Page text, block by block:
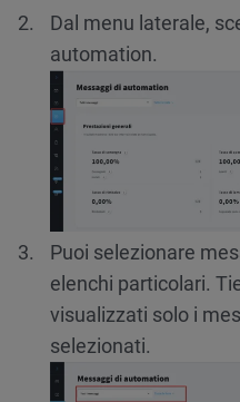
Dal menu laterale,
automation.
Puoi selezionare
elenchi particolari.
visualizzati solo i
selezionati.